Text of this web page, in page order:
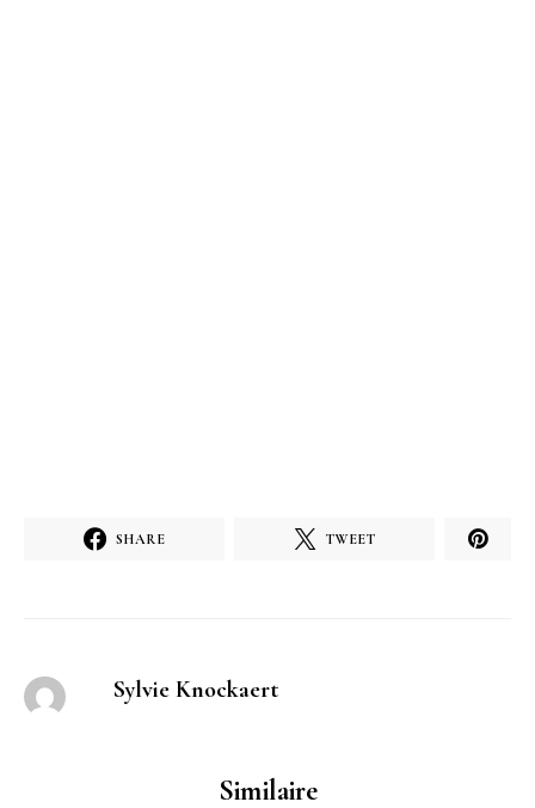
SHARE TWEET
Sylvie Knockaert
Similaire